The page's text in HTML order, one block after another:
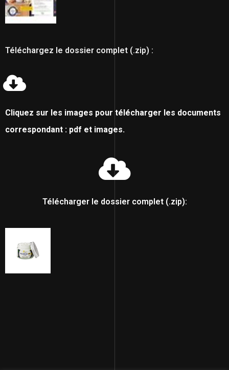
Téléchargez le dossier complet (.zip) :
Cliquez sur les images pour télécharger les documents
correspondant : pdf et images.
Télécharger le dossier complet (.zip):